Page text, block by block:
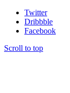
Twitter
Dribbble
Facebook
Scroll to top